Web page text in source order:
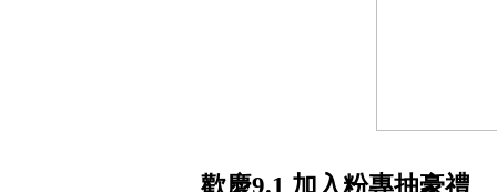
歡慶9.1 加入粉專抽豪禮